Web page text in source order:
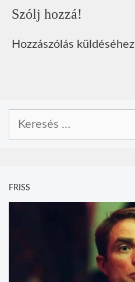
Szólj hozzá!
Hozzászólás küldéséhez
FRISS